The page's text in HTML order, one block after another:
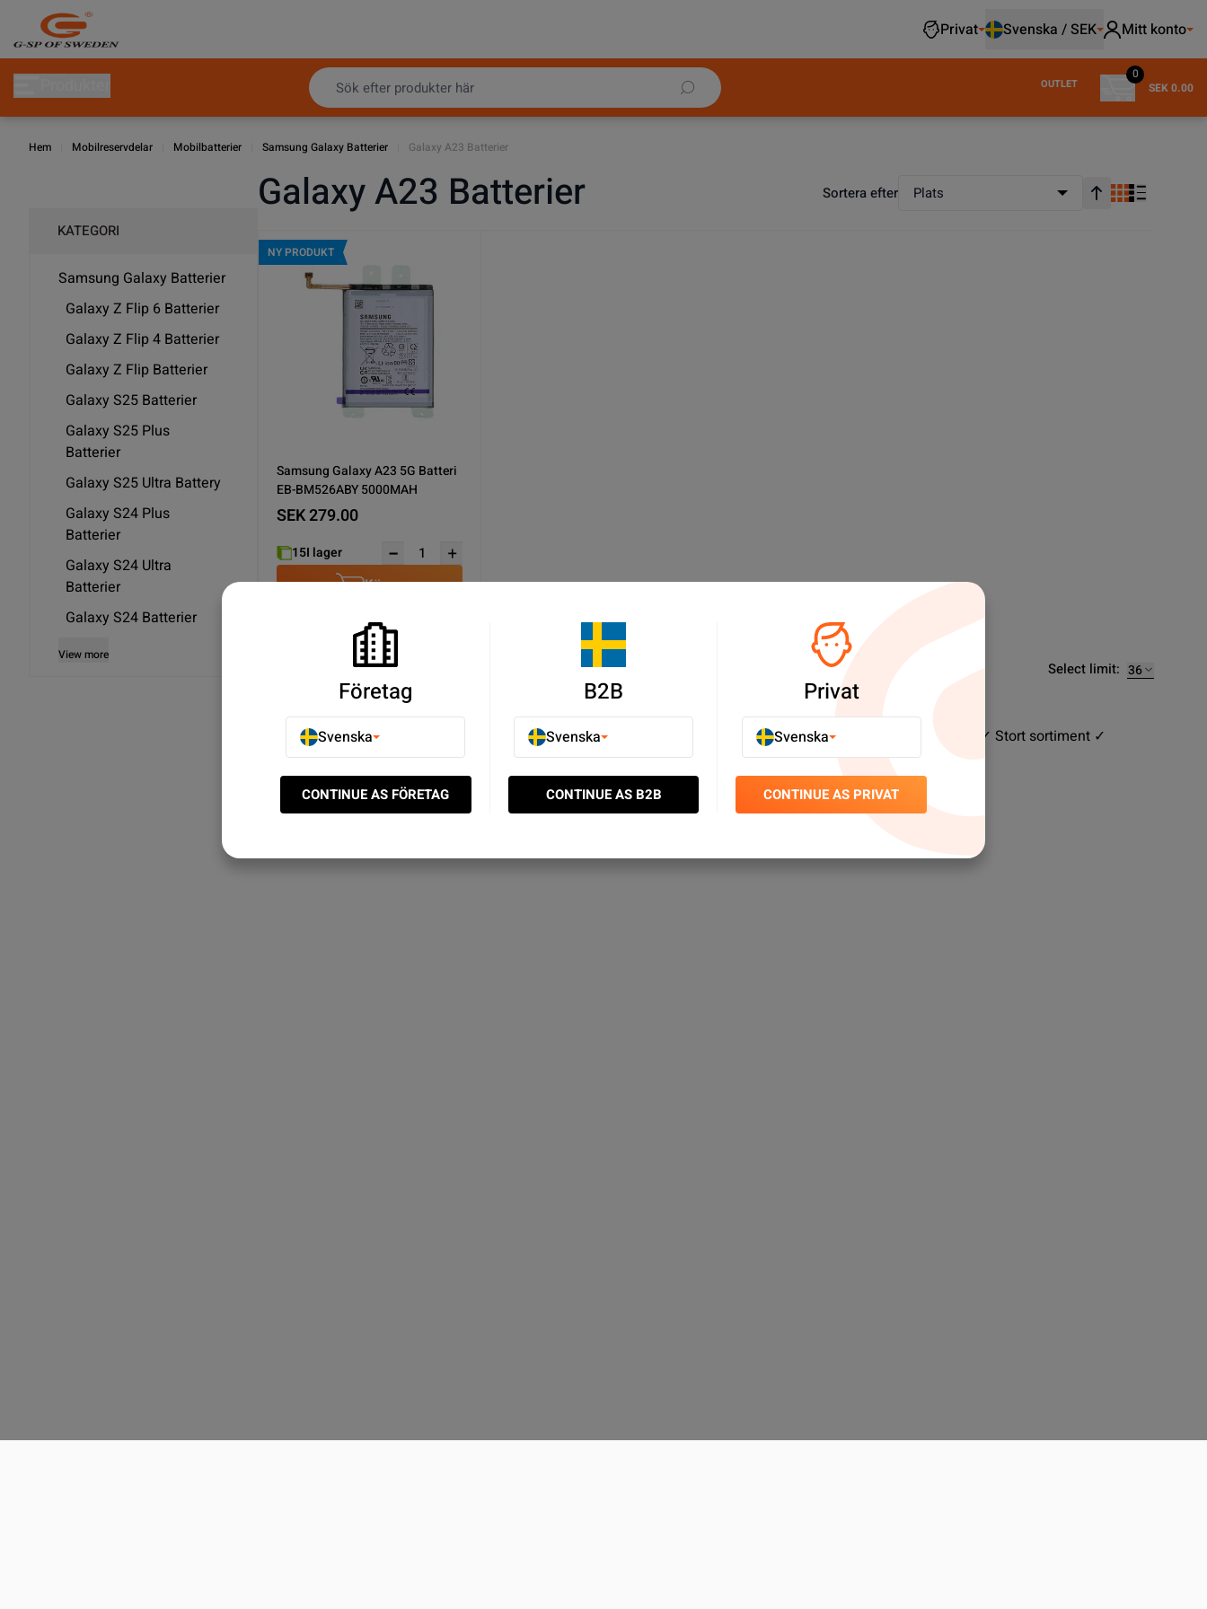
Hoppa till innehållet
Privat
Svenska / SEK Mitt konto
OUTLET
0
SEK 0.00
Hem Mobilreservdelar Mobilbatterier Samsung Galaxy Batterier Galaxy A23 Batterier
KATEGORI
Samsung Galaxy Batterier
Galaxy Z Flip 6 Batterier
Galaxy Z Flip 4 Batterier
Galaxy Z Flip Batterier
Galaxy S25 Batterier
Galaxy S25 Plus
Batterier
Galaxy S25 Ultra Battery
Galaxy S24 Plus
Batterier
Galaxy S24 Ultra
Batterier
Galaxy S24 Batterier
View more
Galaxy A23 Batterier Sortera efter Plats Stigande ordning
NY PRODUKT
Samsung Galaxy A23 5G Batteri
EB-BM526ABY 5000MAH
SEK 279.00
15I lager
Köp nu
Select limit:
Upptäck Galaxy A23 Batterier - Samsung Galaxy Batterier - Mobilbatterier - Mobilreservdelar till svårslagna priser. ✓ Stort sortiment ✓
Snabba leveranser ✓ Enkel kundtjänst
Företag
Svenska
CONTINUE AS FÖRETAG
B2B
Svenska
CONTINUE AS B2B
Privat
Svenska
CONTINUE AS PRIVAT